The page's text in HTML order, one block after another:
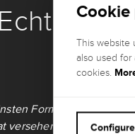
Form: Alle Steine ab
versehen – dem
Cookie
This website
also used for
cookies.
Configure